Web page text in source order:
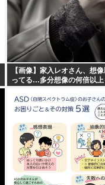
【画像】家入レオさん、想
ってる…多分想像の何倍以